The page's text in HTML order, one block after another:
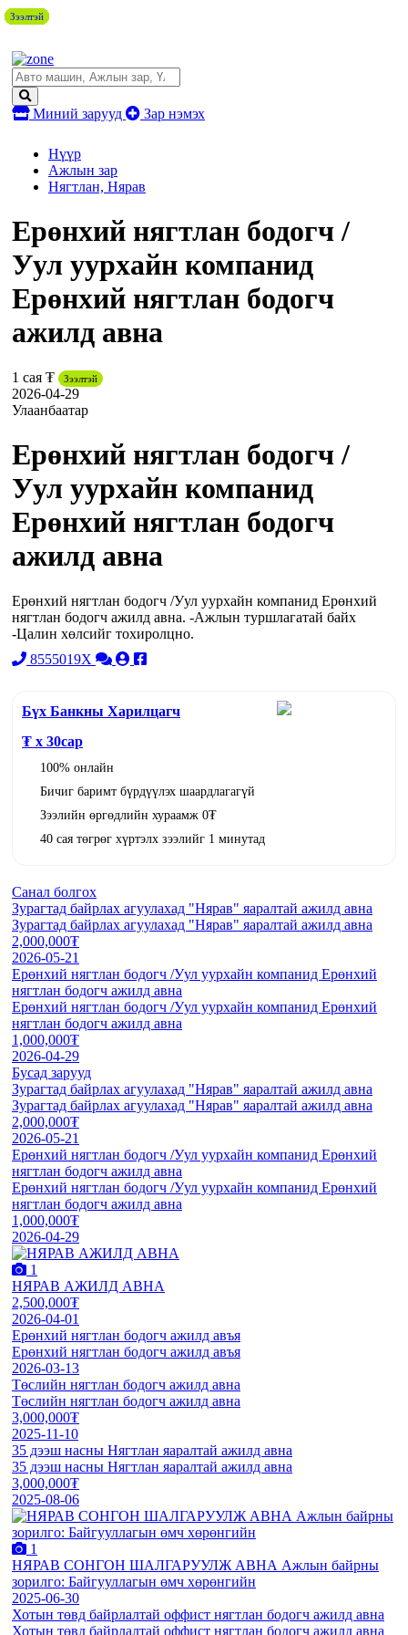
Миний зарууд Зар нэмэх
Нүүр
Ажлын зар
Нягтлан, Нярав
Ерөнхий нягтлан бодогч /
Уул уурхайн компанид
Ерөнхий нягтлан бодогч
ажилд авна
1 сая ₮ Зээлтэй
2026-04-29
Улаанбаатар
Ерөнхий нягтлан бодогч /
Уул уурхайн компанид
Ерөнхий нягтлан бодогч
ажилд авна
Ерөнхий нягтлан бодогч /Уул уурхайн компанид Ерөнхий
нягтлан бодогч ажилд авна. -Ажлын туршлагатай байх
-Цалин хөлсийг тохиролцно.
8555019X
Бүх Банкны Харилцагч
₮ x 30сар
100% онлайн
Бичиг баримт бүрдүүлэх шаардлагагүй
Зээлийн өргөдлийн хураамж 0₮
40 сая төгрөг хүртэлх зээлийг 1 минутад
Санал болгох
Зурагтад байрлах агуулахад "Нярав" яаралтай ажилд авна
Зээлтэй
Зурагтад байрлах агуулахад "Нярав" яаралтай ажилд авна
2,000,000₮
2026-05-21
Ерөнхий нягтлан бодогч /Уул уурхайн компанид Ерөнхий
нягтлан бодогч ажилд авна
Зээлтэй
Ерөнхий нягтлан бодогч /Уул уурхайн компанид Ерөнхий
нягтлан бодогч ажилд авна
1,000,000₮
2026-04-29
Бусад зарууд
Зурагтад байрлах агуулахад "Нярав" яаралтай ажилд авна
Зээлтэй
Зурагтад байрлах агуулахад "Нярав" яаралтай ажилд авна
2,000,000₮
2026-05-21
Ерөнхий нягтлан бодогч /Уул уурхайн компанид Ерөнхий
нягтлан бодогч ажилд авна
Зээлтэй
Ерөнхий нягтлан бодогч /Уул уурхайн компанид Ерөнхий
нягтлан бодогч ажилд авна
1,000,000₮
2026-04-29
Зээлтэй
1
НЯРАВ АЖИЛД АВНА
2,500,000₮
2026-04-01
Ерөнхий нягтлан бодогч ажилд авъя
Ерөнхий нягтлан бодогч ажилд авъя
2026-03-13
Төслийн нягтлан бодогч ажилд авна
Зээлтэй
Төслийн нягтлан бодогч ажилд авна
3,000,000₮
2025-11-10
35 дээш насны Нягтлан яаралтай ажилд авна
Зээлтэй
35 дээш насны Нягтлан яаралтай ажилд авна
3,000,000₮
2025-08-06
1
НЯРАВ СОНГОН ШАЛГАРУУЛЖ АВНА Ажлын байрны
зорилго: Байгууллагын өмч хөрөнгийн
2025-06-30
Хотын төвд байрлалтай оффист нягтлан бодогч ажилд авна
Зээлтэй
Хотын төвд байрлалтай оффист нягтлан бодогч ажилд авна
Зээлтэй
Зээлтэй